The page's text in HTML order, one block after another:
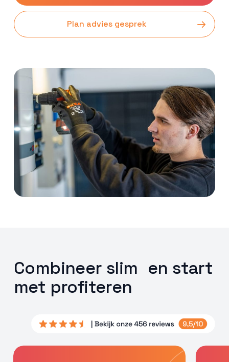
Plan advies gesprek
Combineer slim en start
met profiteren